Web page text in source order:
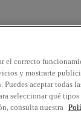
el correcto
y mostrarte
aceptar todas
seleccionar qué tipos
consulta nuestra